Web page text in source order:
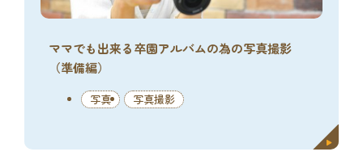
ママでも出来る卒園アルバムの為の写真撮影
（準備編）
写真 写真撮影